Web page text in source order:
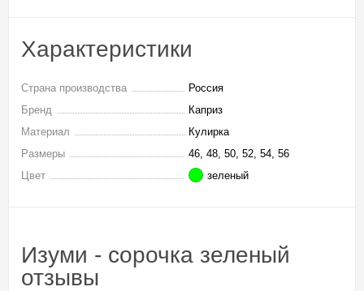
Характеристики
Страна производства
Россия
Бренд
Каприз
Материал
Кулирка
Размеры
46, 48, 50, 52, 54, 56
Цвет
зеленый
Изуми - сорочка зеленый
отзывы